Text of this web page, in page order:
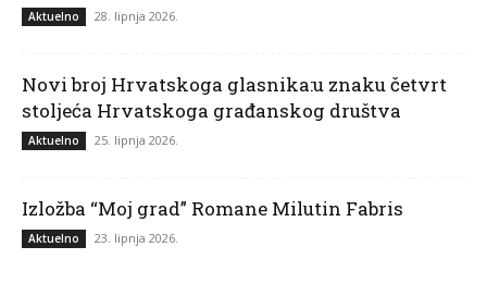
Aktuelno 28. lipnja 2026.
Novi broj Hrvatskoga glasnika:u znaku četvrt
stoljeća Hrvatskoga građanskog društva
Aktuelno 25. lipnja 2026.
Izložba “Moj grad” Romane Milutin Fabris
Aktuelno 23. lipnja 2026.